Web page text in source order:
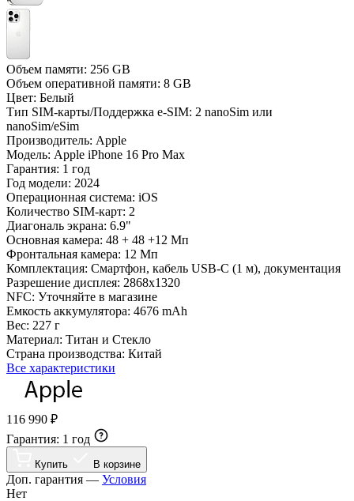
Объем памяти: 256 GB
Объем оперативной памяти: 8 GB
Цвет: Белый
Тип SIM-карты/Поддержка e-SIM: 2 nanoSim или
nanoSim/eSim
Производитель: Apple
Модель: Apple iPhone 16 Pro Max
Гарантия: 1 год
Год модели: 2024
Операционная система: iOS
Количество SIM-карт: 2
Диагональ экрана: 6.9"
Основная камера: 48 + 48 +12 Мп
Фронтальная камера: 12 Мп
Комплектация: Смартфон, кабель USB-С (1 м), документация
Разрешение дисплея: 2868x1320
NFC: Уточняйте в магазине
Емкость аккумулятора: 4676 mAh
Вес: 227 г
Материал: Титан и Стекло
Страна производства: Китай
Все характеристики
116 990 ₽
Гарантия: 1 год
Купить В корзине
Доп. гарантия — Условия
Нет